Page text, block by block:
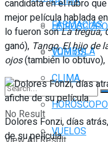
HORÓSCOPO
VUELOS
No Result
FARMACIAS
TOMBOLA
CLIMA
HORÓSCOPO
VUELOS
candidata en el rubro
mejor película hablada
lo fueron sonLa tregua,
ganó), Tango,El hijo de
ojos(también lo obtuvo),
Dolores Fonzi, días
de su película.